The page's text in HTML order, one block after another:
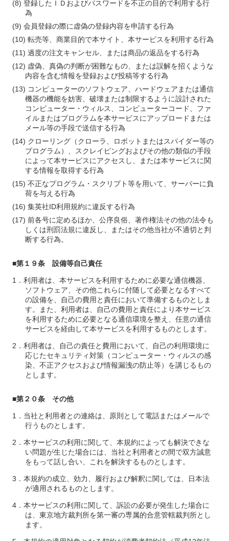
登録したＩＤおよびパスワードを不正の目的で利用する行
為
会員登録の際に虚偽の登録内容を申請する行為
転売等、商業目的で本サイト、本サービスを利用する行為
過度の注文キャンセル、または商品の返品をする行為
虚偽、真偽の判断が困難なもの、または誤解を招くような
内容を含む情報を登録および投稿等する行為
コンピューターのソフトウェア、ハードウェアまたは通信
機器の機能を妨害、破壊または制限するように設計された
コンピューター・ウィルス、コンピューターコード、ファ
イルまたはプログラムを本サービスにアップロードまたは
メール等の手段で送信する行為
クローリング（クローラ、ロボットまたはスパイダー等の
プログラム）、スクレイピングおよびその他の類似の手段
によって本サービスにアクセスし、または本サービスに関
する情報を取得する行為
不正なプログラム・スクリプト等を用いて、サーバーに負
荷を与える行為
集英社ID利用規約に違反する行為
前各号に定めるほか、公序良俗、著作権法その他の法令も
しくは刑罰法規に違反し、またはその他当社が不適切と判
断する行為。
■第１９条 設備等自己責任
利用者は、本サービスを利用するために必要な通信機器、
ソフトウェア、その他これらに付随して必要となるすべて
の設備を、自己の費用と責任において準備するものとしま
す。また、利用者は、自己の費用と責任により本サービス
を利用するために必要となる通信環境を整え、任意の通信
サービスを経由して本サービスを利用するものとします。
利用者は、自己の責任と費用において、自己の利用環境に
応じたセキュリティ対策（コンピューター・ウィルスの感
染、不正アクセスおよび情報漏洩の防止等）を講じるもの
とします。
■第２０条 その他
当社と利用者との連絡は、原則として電話またはメールで
行うものとします。
本サービスの利用に関して、本規約によっても解決できな
い問題が生じた場合には、当社と利用者との間で双方誠意
をもって話し合い、これを解決するものとします。
本規約の成立、効力、履行および解釈に関しては、日本法
が適用されるものとします。
本サービスの利用に関して、訴訟の必要が発生した場合に
は、東京地方裁判所を第一審の専属的合意管轄裁判所とし
ます。